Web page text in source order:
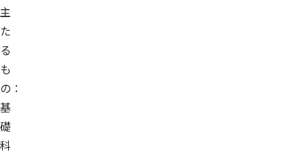
主
た
る
も
の：
基
礎
科